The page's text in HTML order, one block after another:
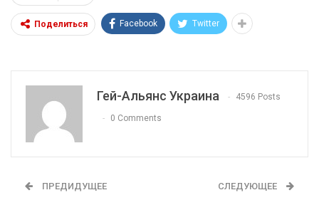
Поделиться Facebook Twitter
Гей-Альянс Украина 4596 Posts
0 Comments
ПРЕДИДУЩЕЕ СЛЕДУЮЩЕЕ